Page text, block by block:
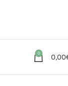
0 0,00